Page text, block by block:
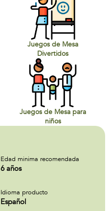
Juegos de Mesa
Divertidos
Juegos de Mesa para
niños
Edad minima recomendada
6 años
Idioma producto
Español